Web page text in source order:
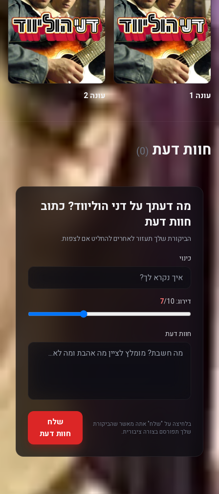
עונה 1 עונה 2
חוות דעת (0)
מה דעתך על דני הוליווד? כתוב
חוות דעת
הביקורת שלך תעזור לאחרים להחליט אם לצפות.
כינוי
דירוג: 7/10
חוות דעת
בלחיצה על "שלח" אתה מאשר שהביקורת
שלך תפורסם בצורה ציבורית.
שלח
חוות דעת